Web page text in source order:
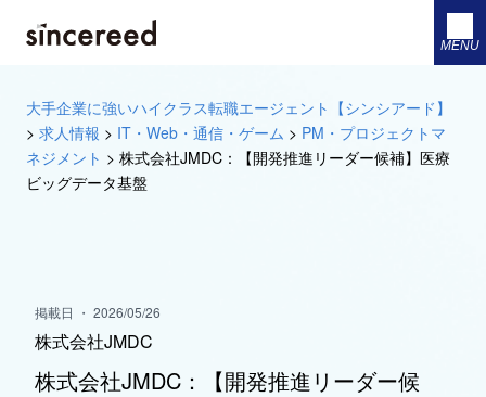
MENU
大手企業に強いハイクラス転職エージェント【シンシアード】
> 求人情報 > IT・Web・通信・ゲーム > PM・プロジェクトマ
ネジメント > 株式会社JMDC：【開発推進リーダー候補】医療
ビッグデータ基盤
掲載日 ・ 2026/05/26
株式会社JMDC
株式会社JMDC：【開発推進リーダー候